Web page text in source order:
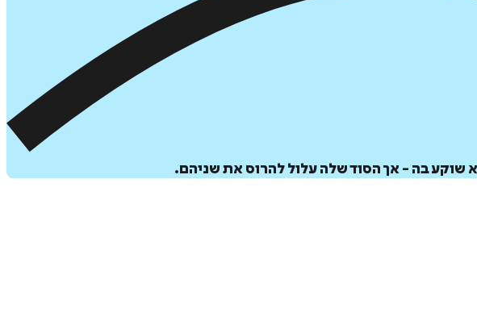
₪59שוקע בה - אך הסוד שלה עלול להרוס את שניהם.